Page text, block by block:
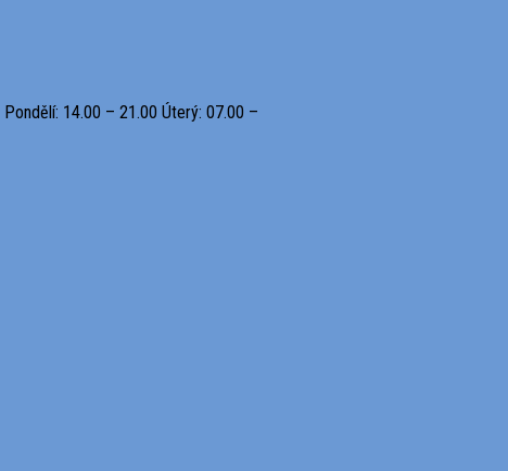
14.00 – 21.00 Úterý: 07.00 –